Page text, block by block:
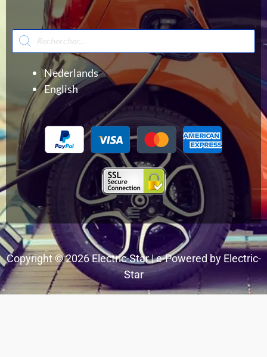
Recherche
de
produits
Nederlands
English
Menu
Copyright © 2026 Electric-Star | e-Powered by Electric-
Star